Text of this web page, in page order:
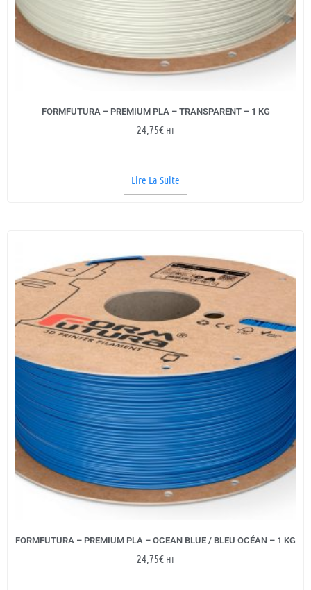
FORMFUTURA – PREMIUM PLA – TRANSPARENT – 1 KG
24,75€ HT
Lire La Suite
FORMFUTURA – PREMIUM PLA – OCEAN BLUE / BLEU OCÉAN – 1 KG
24,75€ HT